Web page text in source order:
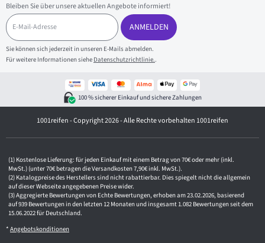
Bleiben Sie über unsere aktuellen Angebote informiert!
E
-
M
a
i
l
e
ANMELDEN
Sie können sich jederzeit in unseren E-Mails abmelden.
Für weitere Informationen siehe Datenschutzrichtlinie..
100 % sicherer Einkauf und sichere Zahlungen
1001reifen - Copyright 2026 - Alle Rechte vorbehalten 1001reifen
Kostenlose Lieferung: für jeden Einkauf mit einem Betrag von 70€ oder mehr (inkl.
MwSt.) (unter 70€ betragen die Versandkosten 7,90€ inkl. MwSt.).
Katalogpreise des Herstellers sind nicht rabattierbar. Dies spiegelt nicht die allgemein
auf dieser Webseite angegebenen Preise wider.
Aggregierte Bewertungen von Echte Bewertungen, erhoben am 23.02.2026, basierend
auf 939 Bewertungen in den letzten 12 Monaten und insgesamt 1.082 Bewertungen seit dem
15.06.2022 für Deutschland.
* Angebotskonditionen